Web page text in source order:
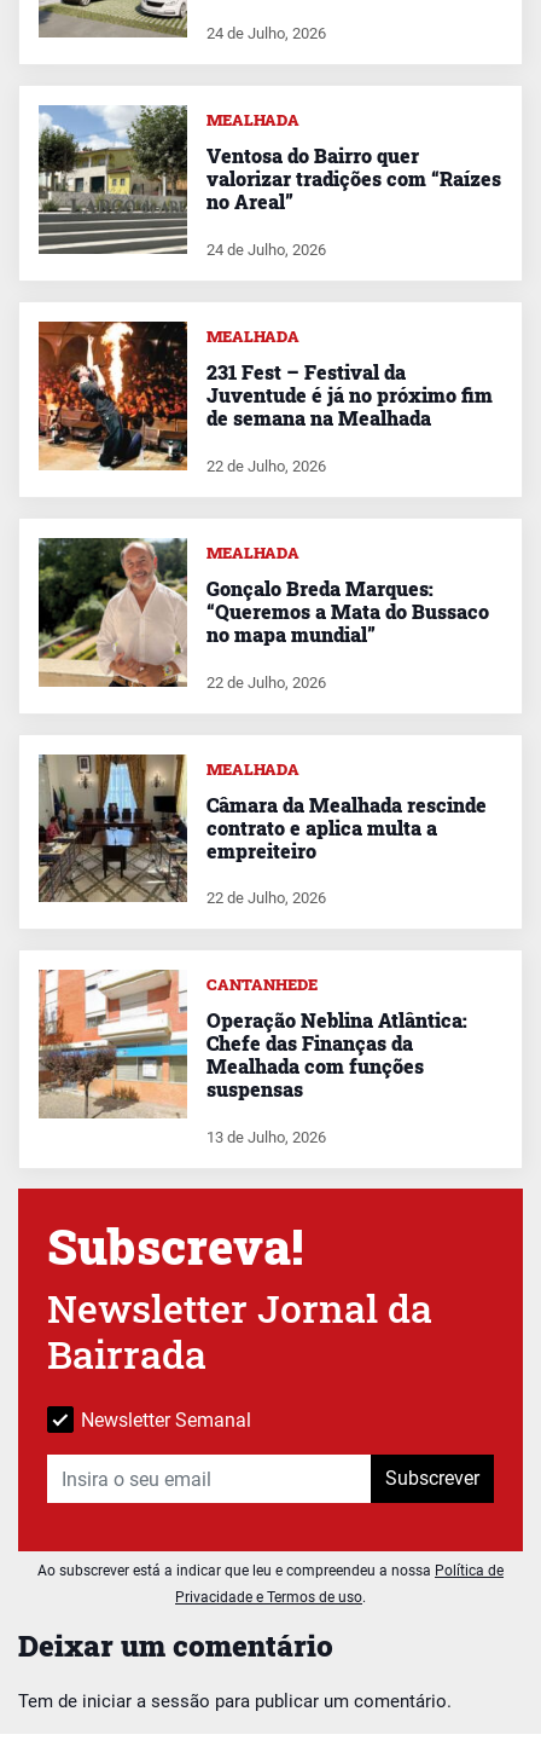
Deixar um comentário
Tem de iniciar a sessão para publicar um comentário.
24 de Julho, 2026
MEALHADA
Ventosa do Bairro quer
valorizar tradições com “Raízes
no Areal”
24 de Julho, 2026
MEALHADA
231 Fest – Festival da
Juventude é já no próximo fim
de semana na Mealhada
22 de Julho, 2026
MEALHADA
Gonçalo Breda Marques:
“Queremos a Mata do Bussaco
no mapa mundial”
22 de Julho, 2026
MEALHADA
Câmara da Mealhada rescinde
contrato e aplica multa a
empreiteiro
22 de Julho, 2026
CANTANHEDE
Operação Neblina Atlântica:
Chefe das Finanças da
Mealhada com funções
suspensas
13 de Julho, 2026
Subscreva!
Newsletter Jornal da
Bairrada
Newsletter Semanal
Subscrever
Ao subscrever está a indicar que leu e compreendeu a nossa Política de
Privacidade e Termos de uso.